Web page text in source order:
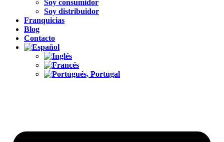
Soy consumidor
Soy distribuidor
Franquicias
Blog
Contacto